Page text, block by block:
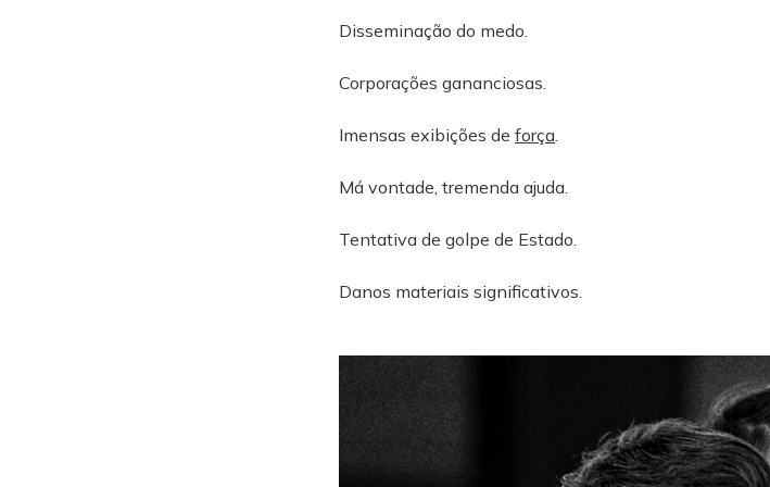
Disseminação do medo.
Corporações gananciosas.
Imensas exibições de força.
Má vontade, tremenda ajuda.
Tentativa de golpe de Estado.
Danos materiais significativos.